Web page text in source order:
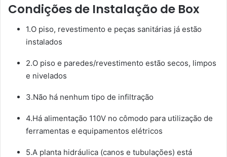
Condições de Instalação de Box
1.O piso, revestimento e peças sanitárias já estão
instalados
2.O piso e paredes/revestimento estão secos, limpos
e nivelados
3.Não há nenhum tipo de infiltração
4.Há alimentação 110V no cômodo para utilização de
ferramentas e equipamentos elétricos
5.A planta hidráulica (canos e tubulações) está